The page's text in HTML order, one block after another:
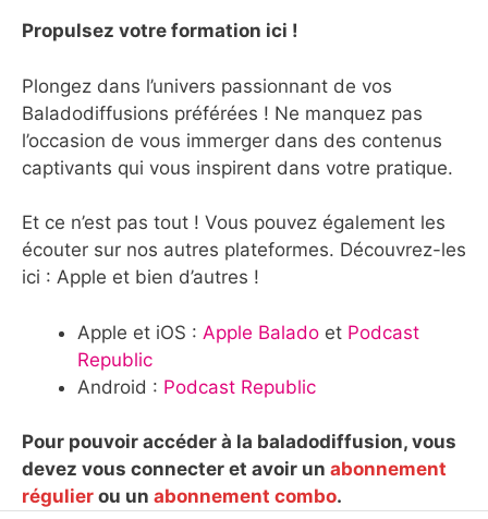
Propulsez votre formation ici !
Plongez dans l’univers passionnant de vos
Baladodiffusions préférées ! Ne manquez pas
l’occasion de vous immerger dans des contenus
captivants qui vous inspirent dans votre pratique.
Et ce n’est pas tout ! Vous pouvez également les
écouter sur nos autres plateformes. Découvrez-les
ici : Apple et bien d’autres !
Apple et iOS : Apple Balado et Podcast
Republic
Android : Podcast Republic
Pour pouvoir accéder à la baladodiffusion, vous
devez vous connecter et avoir un abonnement
régulier ou un abonnement combo.